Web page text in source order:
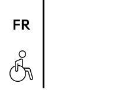
FR
EN